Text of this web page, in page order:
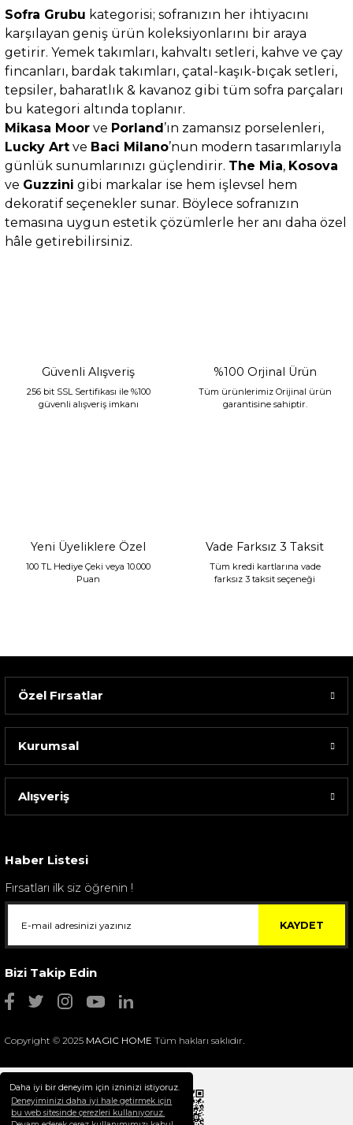
Daha iyi bir deneyim için izninizi istiyoruz.
Deneyiminizi daha iyi hale getirmek için
bu web sitesinde çerezleri kullanıyoruz.
Sofra Grubu kategorisi; sofranızın her ihtiyacını
karşılayan geniş ürün koleksiyonlarını bir araya
getirir. Yemek takımları, kahvaltı setleri, kahve ve çay
fincanları, bardak takımları, çatal-kaşık-bıçak setleri,
tepsiler, baharatlık & kavanoz gibi tüm sofra parçaları
bu kategori altında toplanır.
Mikasa Moor ve Porland ’ın zamansız porselenleri,
Lucky Art ve Baci Milano’nun modern tasarımlarıyla
günlük sunumlarınızı güçlendirir. The Mia, Kosova
ve Guzzini gibi markalar ise hem işlevsel hem
dekoratif seçenekler sunar. Böylece sofranızın
temasına uygun estetik çözümlerle her anı daha özel
hâle getirebilirsiniz.
Güvenli Alışveriş
256 bit SSL Sertifikası ile %100
güvenli alışveriş imkanı
%100 Orjinal Ürün
Tüm ürünlerimiz Orijinal ürün
garantisine sahiptir.
Yeni Üyeliklere Özel
100 TL Hediye Çeki veya 10.000
Puan
Vade Farksız 3 Taksit
Tüm kredi kartlarına vade
farksız 3 taksit seçeneği
Özel Fırsatlar
Kurumsal
Alışveriş
Haber Listesi
Fırsatları ilk siz öğrenin !
KAYDET
Bizi Takip Edin
Copyright © 2025 MAGIC HOME Tüm hakları saklıdır.